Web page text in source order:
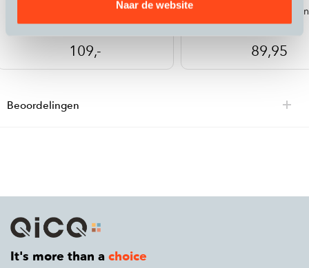
Naar de website
Eindhoven fietstas
109,-
Back Roller Urban
89,95
Beoordelingen
It's more than a choice